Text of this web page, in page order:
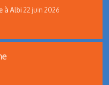
à Albi 22 juin 2026